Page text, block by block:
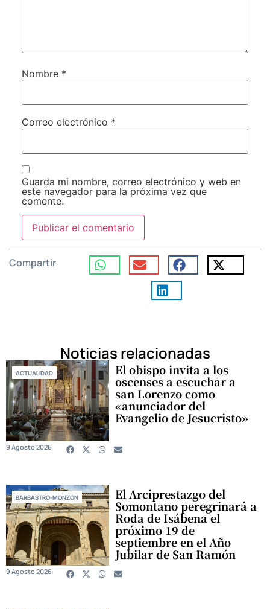
Nombre *
Correo electrónico *
Guarda mi nombre, correo electrónico y web en
este navegador para la próxima vez que
comente.
Compartir
Noticias relacionadas
ACTUALIDAD El obispo invita a los
oscenses a escuchar a
san Lorenzo como
«anunciador del
Evangelio de Jesucristo»
9 Agosto 2026
BARBASTRO-MONZÓN El Arciprestazgo del
Somontano peregrinará a
Roda de Isábena el
próximo 19 de
septiembre en el Año
Jubilar de San Ramón
9 Agosto 2026